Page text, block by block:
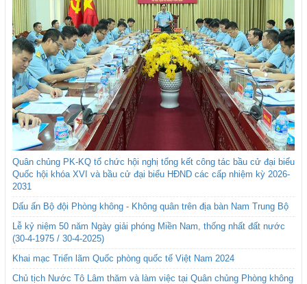
Quân chủng PK-KQ tổ chức hội nghị tổng kết công tác bầu cử đại biểu
Quốc hội khóa XVI và bầu cử đại biểu HĐND các cấp nhiệm kỳ 2026-
2031
Dấu ấn Bộ đội Phòng không - Không quân trên địa bàn Nam Trung Bộ
Lễ kỷ niệm 50 năm Ngày giải phóng Miền Nam, thống nhất đất nước
(30-4-1975 / 30-4-2025)
Khai mạc Triển lãm Quốc phòng quốc tế Việt Nam 2024
Chủ tịch Nước Tô Lâm thăm và làm việc tại Quân chủng Phòng không